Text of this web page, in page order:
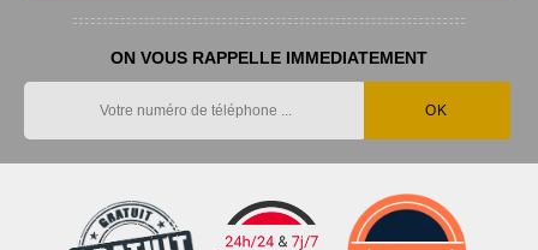
ON VOUS RAPPELLE IMMEDIATEMENT